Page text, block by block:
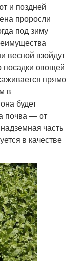
и поздней
проросли
под зиму
весной взойдут
посадки овощей
прямо
в
будет
почва — от
часть
в качестве